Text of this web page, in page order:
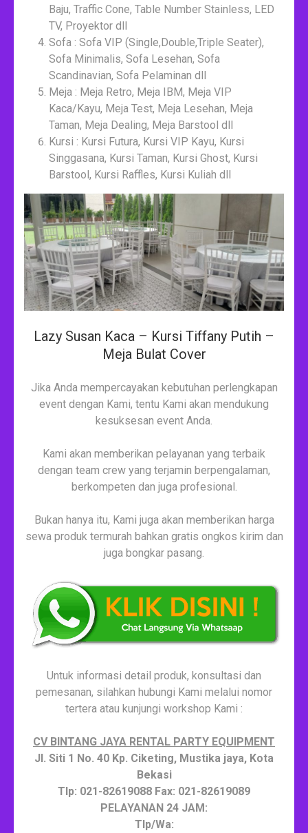
Baju, Traffic Cone, Table Number Stainless, LED
TV, Proyektor dll
Sofa : Sofa VIP (Single,Double,Triple Seater),
Sofa Minimalis, Sofa Lesehan, Sofa
Scandinavian, Sofa Pelaminan dll
Meja : Meja Retro, Meja IBM, Meja VIP
Kaca/Kayu, Meja Test, Meja Lesehan, Meja
Taman, Meja Dealing, Meja Barstool dll
Kursi : Kursi Futura, Kursi VIP Kayu, Kursi
Singgasana, Kursi Taman, Kursi Ghost, Kursi
Barstool, Kursi Raffles, Kursi Kuliah dll
Lazy Susan Kaca – Kursi Tiffany Putih –
Meja Bulat Cover
Jika Anda mempercayakan kebutuhan perlengkapan
event dengan Kami, tentu Kami akan mendukung
kesuksesan event Anda.
Kami akan memberikan pelayanan yang terbaik
dengan team crew yang terjamin berpengalaman,
berkompeten dan juga profesional.
Bukan hanya itu, Kami juga akan memberikan harga
sewa produk termurah bahkan gratis ongkos kirim dan
juga bongkar pasang.
Untuk informasi detail produk, konsultasi dan
pemesanan, silahkan hubungi Kami melalui nomor
tertera atau kunjungi workshop Kami :
CV BINTANG JAYA RENTAL PARTY EQUIPMENT
Jl. Siti 1 No. 40 Kp. Ciketing, Mustika jaya, Kota
Bekasi
Tlp: 021-82619088 Fax: 021-82619089
PELAYANAN 24 JAM:
Tlp/Wa: